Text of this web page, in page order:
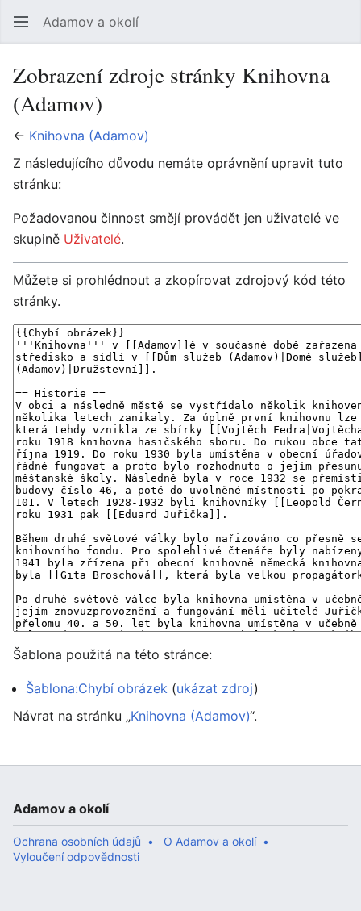
Adamov a okolí
Zobrazení zdroje stránky Knihovna
(Adamov)
← Knihovna (Adamov)
Z následujícího důvodu nemáte oprávnění upravit tuto
stránku:
Požadovanou činnost smějí provádět jen uživatelé ve
skupině Uživatelé.
Můžete si prohlédnout a zkopírovat zdrojový kód této
stránky.
Šablona použitá na této stránce:
Šablona:Chybí obrázek (ukázat zdroj)
Návrat na stránku „Knihovna (Adamov)“.
Adamov a okolí
Ochrana osobních údajů
O Adamov a okolí
Vyloučení odpovědnosti